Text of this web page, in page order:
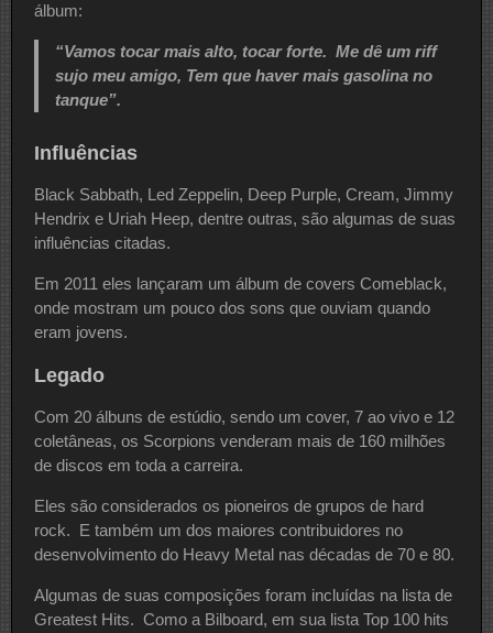
álbum:
“Vamos tocar mais alto, tocar forte. Me dê um riff
sujo meu amigo, Tem que haver mais gasolina no
tanque”.
Influências
Black Sabbath, Led Zeppelin, Deep Purple, Cream, Jimmy
Hendrix e Uriah Heep, dentre outras, são algumas de suas
influências citadas.
Em 2011 eles lançaram um álbum de covers Comeblack,
onde mostram um pouco dos sons que ouviam quando
eram jovens.
Legado
Com 20 álbuns de estúdio, sendo um cover, 7 ao vivo e 12
coletâneas, os Scorpions venderam mais de 160 milhões
de discos em toda a carreira.
Eles são considerados os pioneiros de grupos de hard
rock. E também um dos maiores contribuidores no
desenvolvimento do Heavy Metal nas décadas de 70 e 80.
Algumas de suas composições foram incluídas na lista de
Greatest Hits. Como a Bilboard, em sua lista Top 100 hits